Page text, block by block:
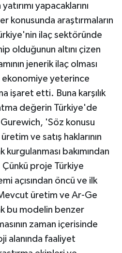
yapacaklarını
konusunda araştırmaların
ilaç sektöründe
olduğunun altını çizen
jenerik ilaç olması
yeterince
işaret etti. Buna karşılık
değerin Türkiye'de
Gurewich, 'Söz konusu
ve satış haklarının
bakımından
proje Türkiye
açısından öncü ve ilk
üretim ve Ar-Ge
bu modelin benzer
zaman içerisinde
alanında faaliyet